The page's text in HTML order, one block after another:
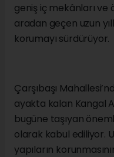
geniş iç mekânları ve
aradan geçen uzun
korumayı sürdürüyor.
Çarşıbaşı
ayakta kalan Kangal
bugüne taşıyan
olarak kabul ediliyor.
yapıların